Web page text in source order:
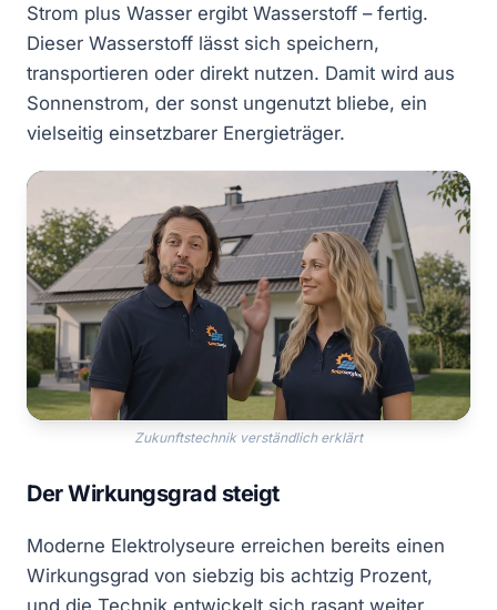
Strom plus Wasser ergibt Wasserstoff – fertig.
Dieser Wasserstoff lässt sich speichern,
transportieren oder direkt nutzen. Damit wird aus
Sonnenstrom, der sonst ungenutzt bliebe, ein
vielseitig einsetzbarer Energieträger.
Zukunftstechnik verständlich erklärt
Der Wirkungsgrad steigt
Moderne Elektrolyseure erreichen bereits einen
Wirkungsgrad von siebzig bis achtzig Prozent,
und die Technik entwickelt sich rasant weiter.